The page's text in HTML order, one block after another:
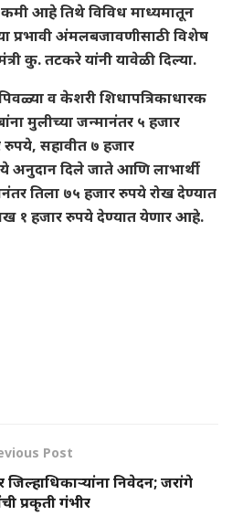
कमी आहे तिथे विविध माध्यमातून
प्रभावी अंमलबजावणीसाठी विशेष
कु. तटकरे यांनी यावेळी दिल्या.
व केशरी शिधापत्रिकाधारक
मुलीच्या जन्मानंतर ५ हजार
रुपये, सहावीत ७ हजार
अनुदान दिले जाते आणि लाभार्थी
तिला ७५ हजार रुपये रोख देण्यात
१ हजार रुपये देण्यात येणार आहे.
Post
निवेदन; जरांगे
प्रकृती गंभीर